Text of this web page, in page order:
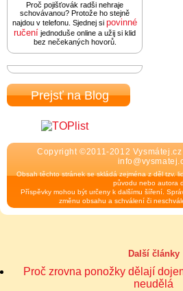
Proč pojišťovák radši nehraje
schovávanou? Protože ho stejně
najdou v telefonu. Sjednej si povinné
ručení jednoduše online a užij si klid
bez nečekaných hovorů.
Prejsť na Blog
Copyright ©2011-2012
Obsah těchto stránek se skládá zejména z děl tzv.
původu nebo autora
Příspěvky mohou být určeny k dalšímu šíření.
změnu obsahu a schválení či
Další články
Proč zrovna ponožky dělají
neudělá